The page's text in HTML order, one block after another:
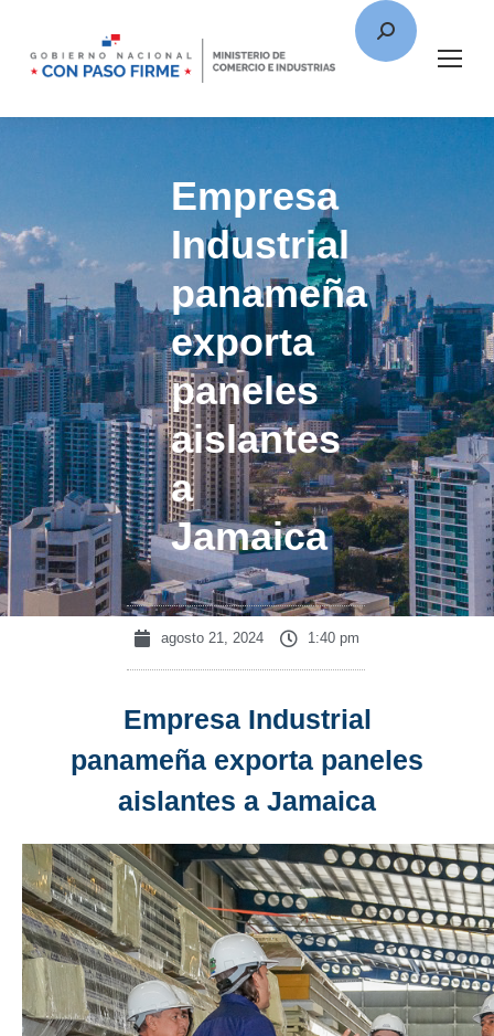
Empresa
Industrial
panameña
exporta
paneles
aislantes
a
Jamaica
agosto 21, 2024 1:40 pm
Empresa Industrial
panameña exporta paneles
aislantes a Jamaica